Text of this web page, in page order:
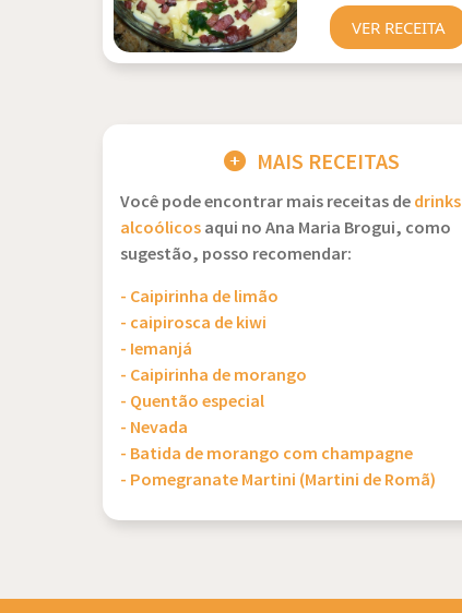
VER RECEITA
MAIS RECEITAS
Você pode encontrar mais receitas dedrinks
alcoólicosaqui no Ana Maria Brogui, como
sugestão, posso recomendar:
- Caipirinha de limão
- caipirosca de kiwi
- Iemanjá
- Caipirinha de morango
- Quentão especial
- Nevada
- Batida de morango com champagne
- Pomegranate Martini (Martini de Romã)